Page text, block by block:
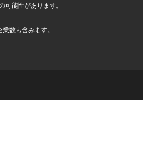
能性があります。
数も含みます。